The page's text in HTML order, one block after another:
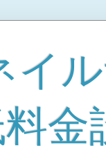
ル
金